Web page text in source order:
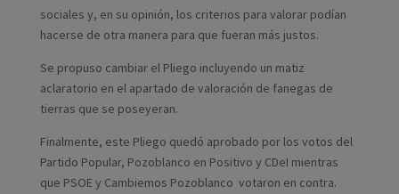
sociales y, en su opinión, los criterios para valorar podían
hacerse de otra manera para que fueran más justos.
Se propuso cambiar el Pliego incluyendo un matiz
aclaratorio en el apartado de valoración de fanegas de
tierras que se poseyeran.
Finalmente, este Pliego quedó aprobado por los votos del
Partido Popular, Pozoblanco en Positivo y CDeI mientras
que PSOE y Cambiemos Pozoblanco votaron en contra.